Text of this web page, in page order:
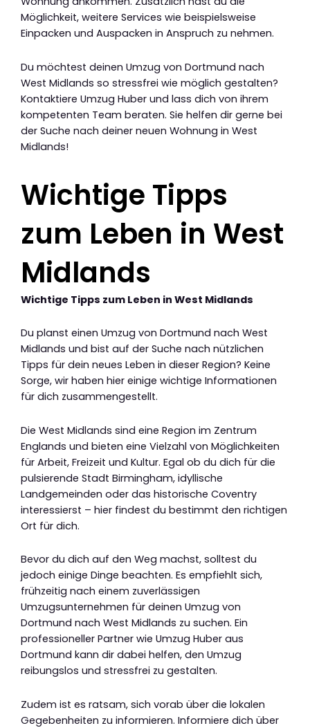
Möglichkeit, weitere Services wie beispielsweise
Einpacken und Auspacken in Anspruch zu nehmen.
Du möchtest deinen Umzug von Dortmund nach
West Midlands so stressfrei wie möglich gestalten?
Kontaktiere Umzug Huber und lass dich von ihrem
kompetenten Team beraten. Sie helfen dir gerne bei
der Suche nach deiner neuen Wohnung in West
Midlands!
Wichtige Tipps
zum Leben in West
Midlands
Wichtige Tipps zum Leben in West Midlands
Du planst einen Umzug von Dortmund nach West
Midlands und bist auf der Suche nach nützlichen
Tipps für dein neues Leben in dieser Region? Keine
Sorge, wir haben hier einige wichtige Informationen
für dich zusammengestellt.
Die West Midlands sind eine Region im Zentrum
Englands und bieten eine Vielzahl von Möglichkeiten
für Arbeit, Freizeit und Kultur. Egal ob du dich für die
pulsierende Stadt Birmingham, idyllische
Landgemeinden oder das historische Coventry
interessierst – hier findest du bestimmt den richtigen
Ort für dich.
Bevor du dich auf den Weg machst, solltest du
jedoch einige Dinge beachten. Es empfiehlt sich,
frühzeitig nach einem zuverlässigen
Umzugsunternehmen für deinen Umzug von
Dortmund nach West Midlands zu suchen. Ein
professioneller Partner wie Umzug Huber aus
Dortmund kann dir dabei helfen, den Umzug
reibungslos und stressfrei zu gestalten.
Zudem ist es ratsam, sich vorab über die lokalen
Gegebenheiten zu informieren. Informiere dich über